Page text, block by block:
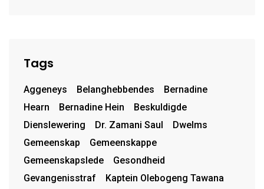
Tags
Aggeneys Belanghebbendes
Bernadine
Hearn
Bernadine Hein
Beskuldigde
Dienslewering
Dr. Zamani Saul
Dwelms
Gemeenskap
Gemeenskappe
Gemeenskapslede
Gesondheid
Gevangenisstraf
Kaptein Olebogeng Tawana